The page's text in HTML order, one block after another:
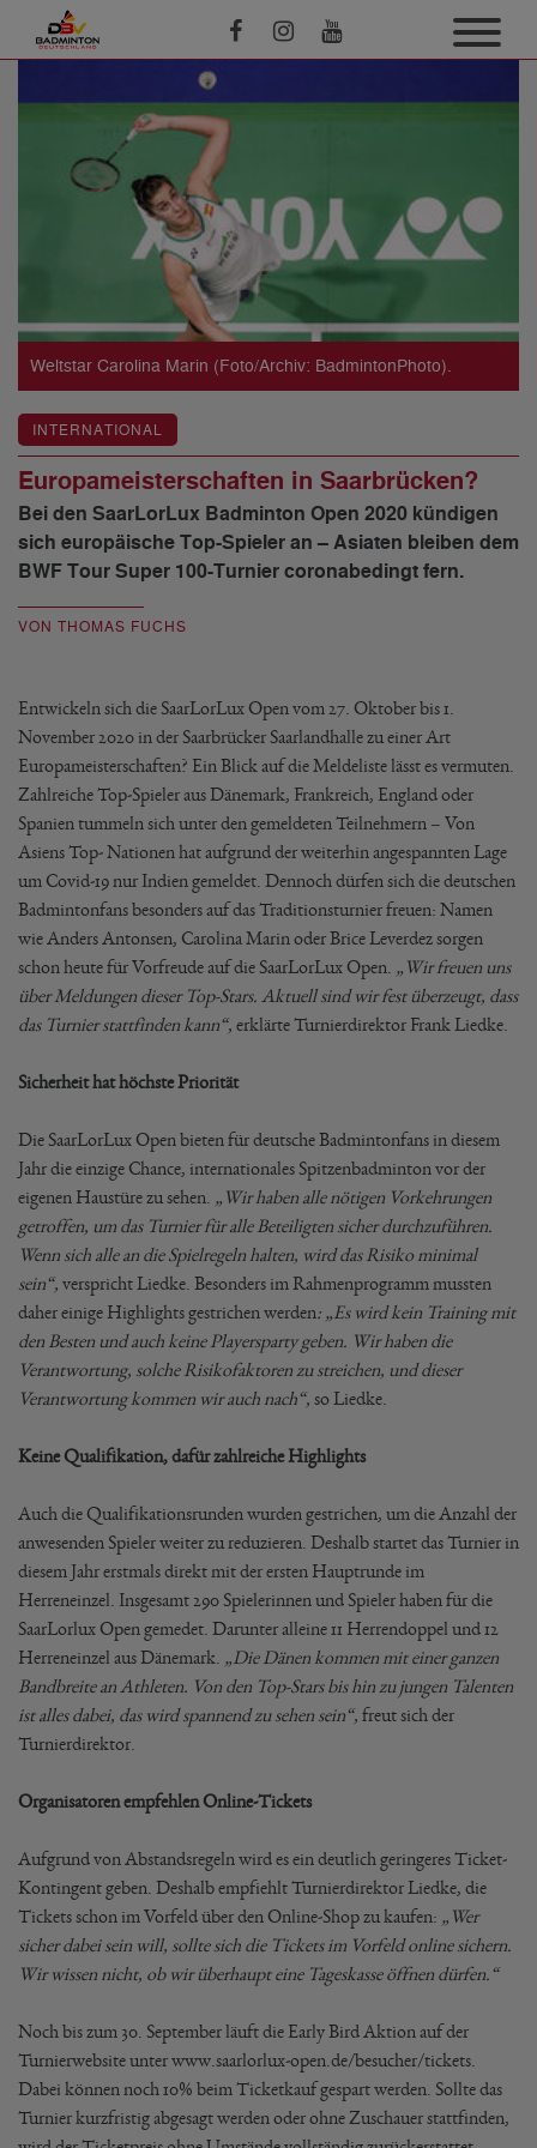
Weltstar Carolina Marin (Foto/Archiv: BadmintonPhoto).
INTERNATIONAL
Europameisterschaften in Saarbrücken?
Bei den SaarLorLux Badminton Open 2020 kündigen
sich europäische Top-Spieler an – Asiaten bleiben dem
BWF Tour Super 100-Turnier coronabedingt fern.
VON THOMAS FUCHS
Entwickeln sich die SaarLorLux Open vom 27. Oktober bis 1.
November 2020 in der Saarbrücker Saarlandhalle zu einer Art
Europameisterschaften? Ein Blick auf die Meldeliste lässt es vermuten.
Zahlreiche Top-Spieler aus Dänemark, Frankreich, England oder
Spanien tummeln sich unter den gemeldeten Teilnehmern – Von
Asiens Top- Nationen hat aufgrund der weiterhin angespannten Lage
um Covid-19 nur Indien gemeldet. Dennoch dürfen sich die deutschen
Badmintonfans besonders auf das Traditionsturnier freuen: Namen
wie Anders Antonsen, Carolina Marin oder Brice Leverdez sorgen
schon heute für Vorfreude auf die SaarLorLux Open. „Wir freuen uns
über Meldungen dieser Top-Stars. Aktuell sind wir fest überzeugt, dass
das Turnier stattfinden kann“, erklärte Turnierdirektor Frank Liedke.
Sicherheit hat höchste Priorität
Die SaarLorLux Open bieten für deutsche Badmintonfans in diesem
Jahr die einzige Chance, internationales Spitzenbadminton vor der
eigenen Haustüre zu sehen. „Wir haben alle nötigen Vorkehrungen
getroffen, um das Turnier für alle Beteiligten sicher durchzuführen.
Wenn sich alle an die Spielregeln halten, wird das Risiko minimal
sein“, verspricht Liedke. Besonders im Rahmenprogramm mussten
daher einige Highlights gestrichen werden: „Es wird kein Training mit
den Besten und auch keine Playersparty geben. Wir haben die
Verantwortung, solche Risikofaktoren zu streichen, und dieser
Verantwortung kommen wir auch nach“, so Liedke.
Keine Qualifikation, dafür zahlreiche Highlights
Auch die Qualifikationsrunden wurden gestrichen, um die Anzahl der
anwesenden Spieler weiter zu reduzieren. Deshalb startet das Turnier in
diesem Jahr erstmals direkt mit der ersten Hauptrunde im
Herreneinzel. Insgesamt 290 Spielerinnen und Spieler haben für die
SaarLorlux Open gemedet. Darunter alleine 11 Herrendoppel und 12
Herreneinzel aus Dänemark. „Die Dänen kommen mit einer ganzen
Bandbreite an Athleten. Von den Top-Stars bis hin zu jungen Talenten
ist alles dabei, das wird spannend zu sehen sein“, freut sich der
Turnierdirektor.
Organisatoren empfehlen Online-Tickets
Aufgrund von Abstandsregeln wird es ein deutlich geringeres Ticket-
Kontingent geben. Deshalb empfiehlt Turnierdirektor Liedke, die
Tickets schon im Vorfeld über den Online-Shop zu kaufen: „Wer
sicher dabei sein will, sollte sich die Tickets im Vorfeld online sichern.
Wir wissen nicht, ob wir überhaupt eine Tageskasse öffnen dürfen.“
Noch bis zum 30. September läuft die Early Bird Aktion auf der
Turnierwebsite unter www.saarlorlux-open.de/besucher/tickets.
Dabei können noch 10% beim Ticketkauf gespart werden. Sollte das
Turnier kurzfristig abgesagt werden oder ohne Zuschauer stattfinden,